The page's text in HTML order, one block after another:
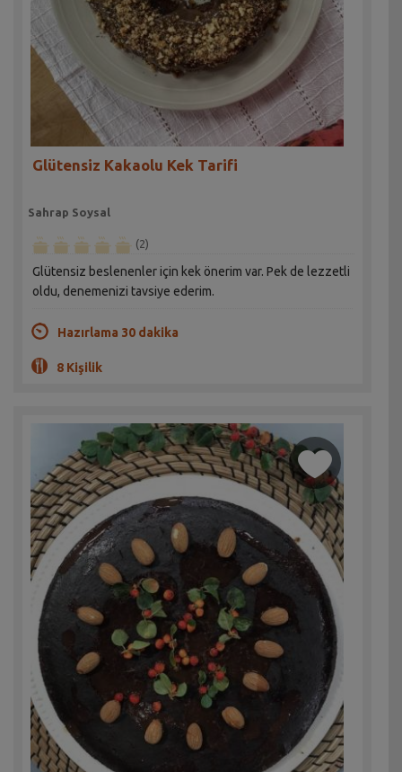
Glütensiz Kakaolu Kek Tarifi
Sahrap Soysal
(2)
Glütensiz beslenenler için kek önerim var. Pek de lezzetli
oldu, denemenizi tavsiye ederim.
Hazırlama 30 dakika
8 Kişilik